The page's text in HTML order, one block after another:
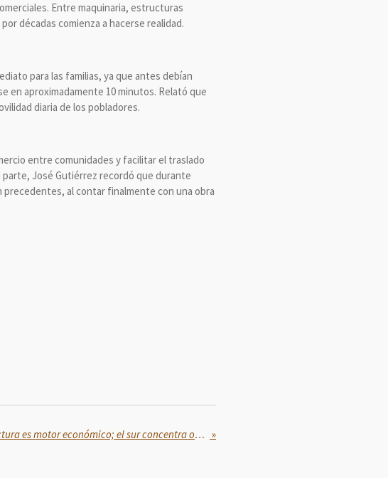
Entre maquinaria, estructuras
décadas comienza a hacerse realidad.
para las familias, ya que antes debían
en aproximadamente 10 minutos. Relató que
diaria de los pobladores.
entre comunidades y facilitar el traslado
José Gutiérrez recordó que durante
precedentes, al contar finalmente con una obra
La infraestructura es motor económico; el sur concentra obras estratégicas: Rocío Nahle »